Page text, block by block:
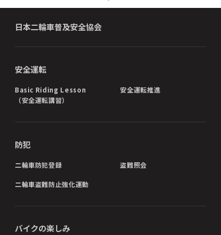
日本二輪車普及安全協会
安全運転
Basic Riding Lesson
（安全運転講習）
安全運転推進
防犯
二輪車防犯登録 盗難照会
二輪車盗難防止強化運動
バイクの楽しみ